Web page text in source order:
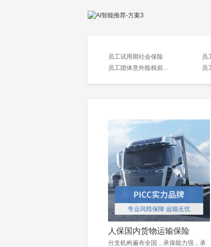
员工试用期社会保险 员
员工团体意外险税前...
员
人保国内货物运输保险
分支机构遍布全国，承保能力强，承